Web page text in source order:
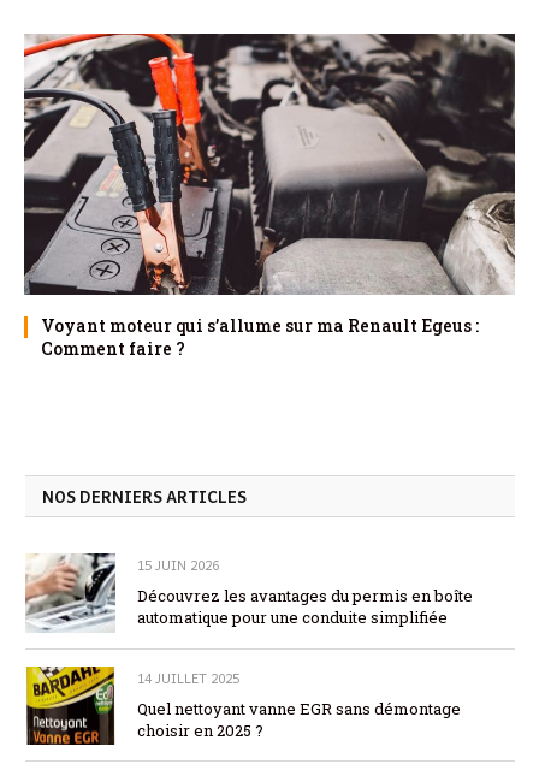
Voyant moteur qui s’allume sur ma Renault Egeus :
Comment faire ?
NOS DERNIERS ARTICLES
15 JUIN 2026
Découvrez les avantages du permis en boîte
automatique pour une conduite simplifiée
14 JUILLET 2025
Quel nettoyant vanne EGR sans démontage
choisir en 2025 ?